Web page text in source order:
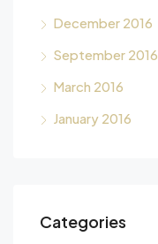
December 2016
September 2016
March 2016
January 2016
Categories